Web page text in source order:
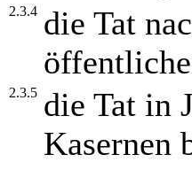
2.3.4 die Tat
2.3.5 die Tat in
Kasernen